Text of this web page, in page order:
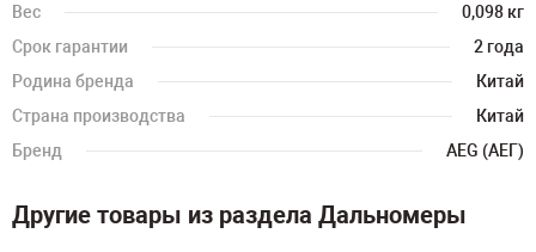
Вес
0,098 кг
Срок гарантии
2 года
Родина бренда
Китай
Страна производства
Китай
Бренд
AEG (АЕГ)
Другие товары из раздела Дальномеры